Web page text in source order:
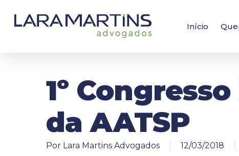
main
Início
1º
da AATSP
Por Lara Martins Advogados 12/03/2018